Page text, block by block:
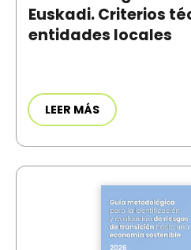
Euskadi. Criterios
entidades locales
LEER MÁS